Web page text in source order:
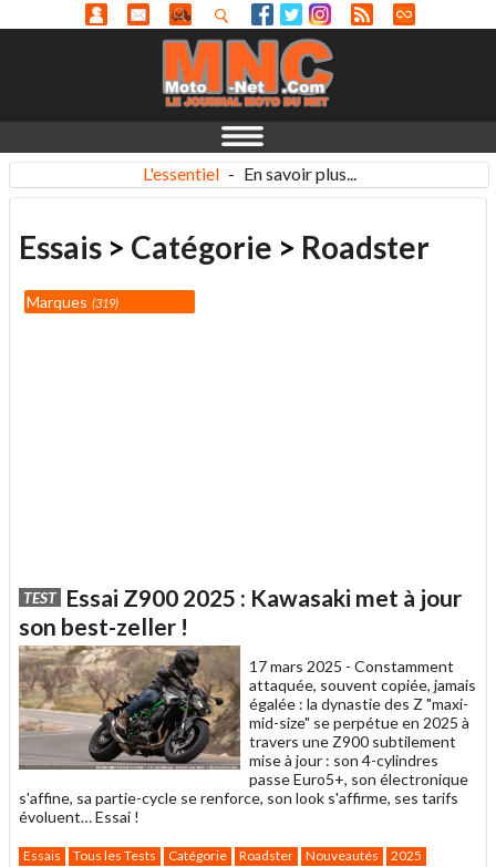
L'essentiel - En savoir plus...
Essais > Catégorie > Roadster
Marques 319
TEST Essai Z900 2025 : Kawasaki met à jour
son best-zeller !
17 mars 2025 - Constamment
attaquée, souvent copiée, jamais
égalée : la dynastie des Z "maxi-
mid-size" se perpétue en 2025 à
travers une Z900 subtilement
mise à jour : son 4-cylindres
passe Euro5+, son électronique
s'affine, sa partie-cycle se renforce, son look s'affirme, ses tarifs
évoluent… Essai !
Essais Tous les Tests Catégorie Roadster Nouveautés
2025